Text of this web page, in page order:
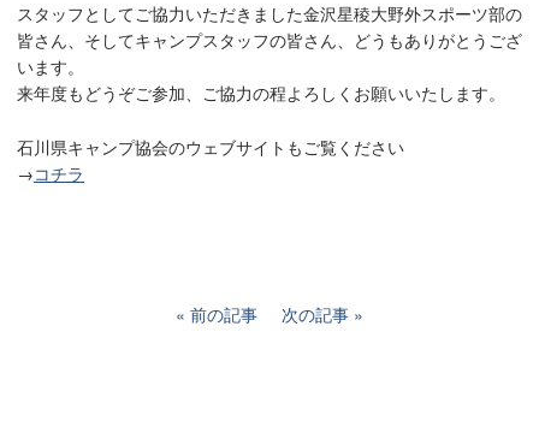
スタッフとしてご協力いただきました金沢星稜大野外スポーツ部の
皆さん、そしてキャンプスタッフの皆さん、どうもありがとうござ
います。
来年度もどうぞご参加、ご協力の程よろしくお願いいたします。
石川県キャンプ協会のウェブサイトもご覧ください
→コチラ
前の記事 次の記事